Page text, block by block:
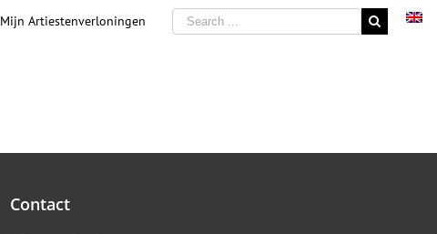
Mijn Artiestenverloningen
Contact